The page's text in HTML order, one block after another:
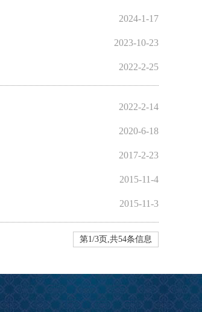
2024-1-17
2023-10-23
2022-2-25
2022-2-14
2020-6-18
2017-2-23
2015-11-4
2015-11-3
第1/3页,共54条信息